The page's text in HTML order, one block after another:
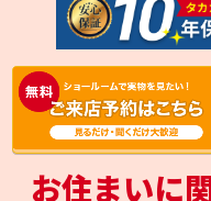
お住まいに